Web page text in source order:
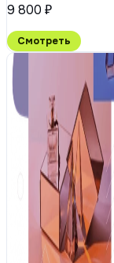
9 800 ₽
Смотреть